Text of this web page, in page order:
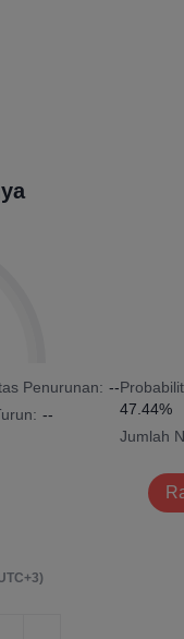
Penurunan: --
--
47.44%
Jumlah